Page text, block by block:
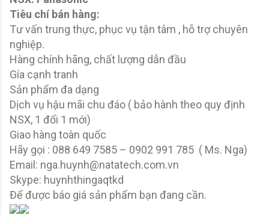
Tiêu chí bán hàng:
Tư vấn trung thực, phục vụ tận tâm , hỗ trợ chuyên
nghiệp.
Hàng chính hãng, chất lượng dẫn đầu
Gía cạnh tranh
Sản phẩm đa dạng
Dịch vụ hậu mãi chu đáo ( bảo hành theo quy định
NSX, 1 đổi 1 mới)
Giao hàng toàn quốc
Hãy gọi : 088 649 7585 – 0902 991 785 ( Ms. Nga)
Email: nga.huynh@natatech.com.vn
Skype: huynhthingaqtkd
Để được báo giá sản phẩm bạn đang cần.